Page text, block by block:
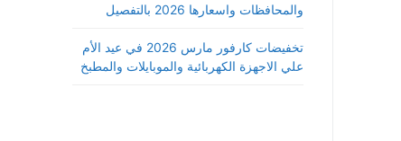
والمحافظات واسعارها 2026 بالتفصيل
تخفيضات كارفور مارس 2026 في عيد الأم
علي الاجهزة الكهربائية والموبايلات والمطبخ